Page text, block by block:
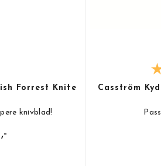
Forrest Knife
knivblad!
Casström